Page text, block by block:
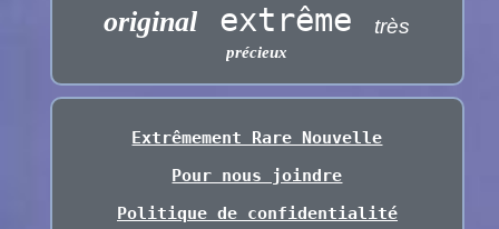
original extrême très
précieux
Extrêmement Rare Nouvelle
Pour nous joindre
Politique de confidentialité